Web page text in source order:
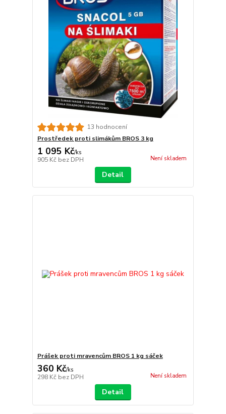
13 hodnocení
Prostředek proti slimákům BROS 3 kg
1 095 Kč/ks
905 Kč bez DPH Není skladem
Detail
Prášek proti mravencům BROS 1 kg sáček
360 Kč/ks
298 Kč bez DPH Není skladem
Detail